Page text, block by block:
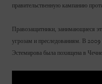
правительственную кампанию
Правозащитники, занимающиеся
угрозам и преследованиям. В 2009
Эстемирова была похищена в